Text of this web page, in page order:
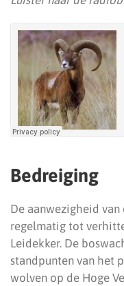
Bedreiging
De aanwezigheid
regelmatig tot
Leidekker. De
standpunten van het
wolven op de Hoge